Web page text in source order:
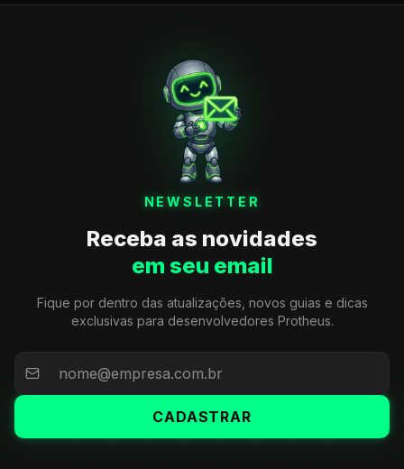
NEWSLETTER
Receba as novidades
em seu email
Fique por dentro das atualizações, novos guias e dicas
exclusivas para desenvolvedores Protheus.
CADASTRAR